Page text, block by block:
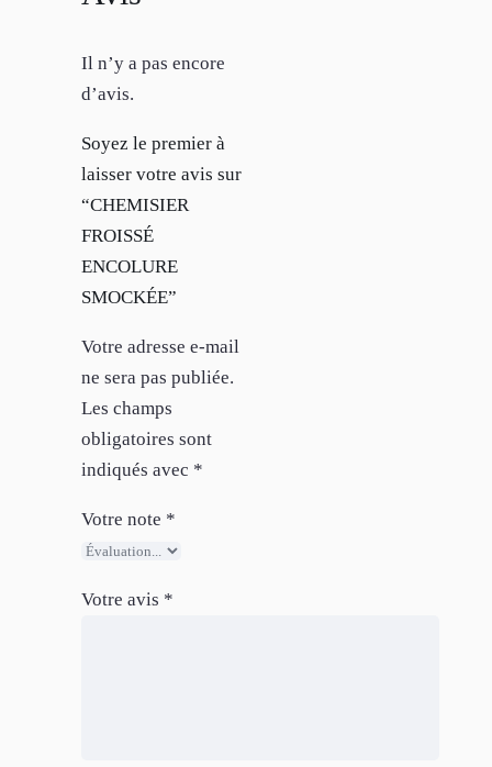
Il n’y a pas encore
d’avis.
Soyez le premier à
laisser votre avis sur
“CHEMISIER
FROISSÉ
ENCOLURE
SMOCKÉE”
Votre adresse e-mail
ne sera pas publiée.
Les champs
obligatoires sont
indiqués avec *
Votre note *
Votre avis *